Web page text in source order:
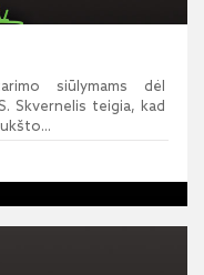
siūlymams dėl
Skvernelis teigia, kad